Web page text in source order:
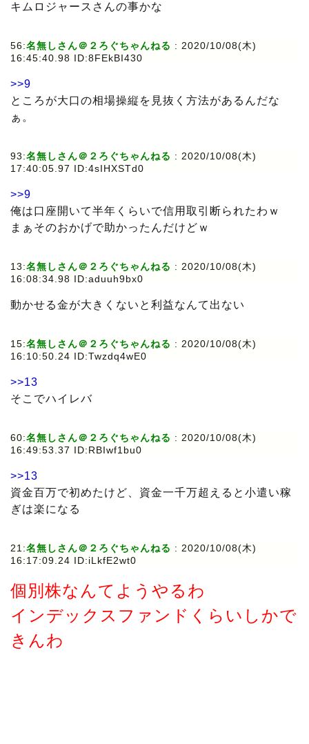
キムロジャースさんの事かな
56:名無しさん＠２ろぐちゃんねる : 2020/10/08(木)
16:45:40.98 ID:8FEkBI430
>>9
ところが大口の相場操縦を見抜く方法があるんだな
ぁ。
93:名無しさん＠２ろぐちゃんねる : 2020/10/08(木)
17:40:05.97 ID:4sIHXSTd0
>>9
俺は口座開いて半年くらいで信用取引断られたわｗ
まぁそのおかげで助かったんだけどｗ
13:名無しさん＠２ろぐちゃんねる : 2020/10/08(木)
16:08:34.98 ID:aduuh9bx0
動かせる金が大きくないと利益なんて出ない
15:名無しさん＠２ろぐちゃんねる : 2020/10/08(木)
16:10:50.24 ID:Twzdq4wE0
>>13
そこでハイレバ
60:名無しさん＠２ろぐちゃんねる : 2020/10/08(木)
16:49:53.37 ID:RBIwf1bu0
>>13
資金百万で初めたけど、資金一千万超えると小遣い稼
ぎは楽になる
21:名無しさん＠２ろぐちゃんねる : 2020/10/08(木)
16:17:09.24 ID:iLkfE2wt0
個別株なんてようやるわ
インデックスファンドくらいしかで
きんわ